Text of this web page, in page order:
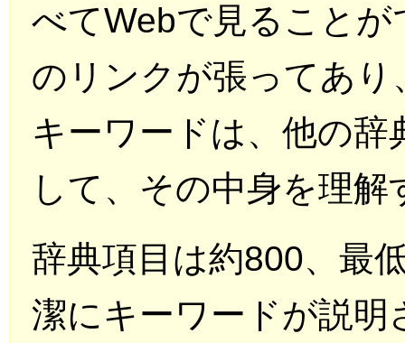
べてWebで見ること
のリンクが張ってあ
キーワードは、他の
して、その中身を理
辞典項目は約800、最
潔にキーワードが説明